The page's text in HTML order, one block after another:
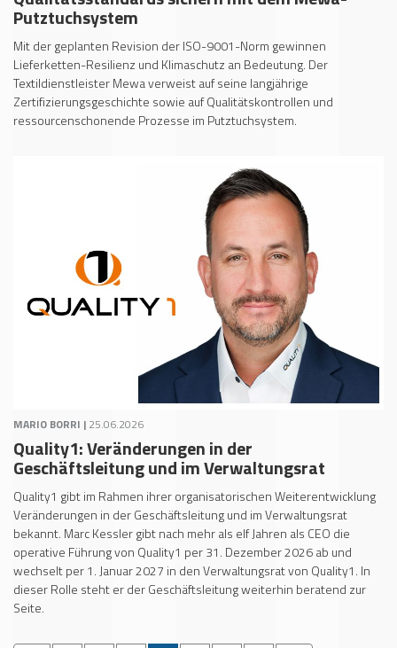
Putztuchsystem
Mit der geplanten Revision der ISO-9001-Norm gewinnen
Lieferketten-Resilienz und Klimaschutz an Bedeutung. Der
Textildienstleister Mewa verweist auf seine langjährige
Zertifizierungsgeschichte sowie auf Qualitätskontrollen und
ressourcenschonende Prozesse im Putztuchsystem.
MARIO BORRI | 25.06.2026
Quality1: Veränderungen in der
Geschäftsleitung und im Verwaltungsrat
Quality1 gibt im Rahmen ihrer organisatorischen Weiterentwicklung
Veränderungen in der Geschäftsleitung und im Verwaltungsrat
bekannt. Marc Kessler gibt nach mehr als elf Jahren als CEO die
operative Führung von Quality1 per 31. Dezember 2026 ab und
wechselt per 1. Januar 2027 in den Verwaltungsrat von Quality1. In
dieser Rolle steht er der Geschäftsleitung weiterhin beratend zur
Seite.